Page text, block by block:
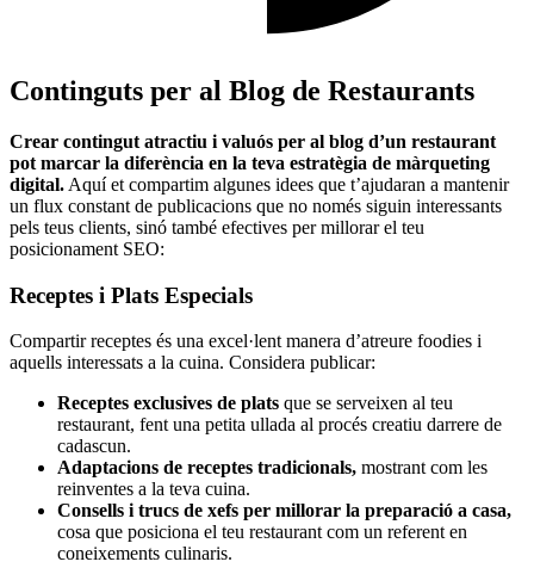
Continguts per al Blog de Restaurants
Crear contingut atractiu i valuós per al blog d’un restaurant
pot marcar la diferència en la teva estratègia de màrqueting
digital. Aquí et compartim algunes idees que t’ajudaran a mantenir
un flux constant de publicacions que no només siguin interessants
pels teus clients, sinó també efectives per millorar el teu
posicionament SEO:
Receptes i Plats Especials
Compartir receptes és una excel·lent manera d’atreure foodies i
aquells interessats a la cuina. Considera publicar:
Receptes exclusives de plats que se serveixen al teu
restaurant, fent una petita ullada al procés creatiu darrere de
cadascun.
Adaptacions de receptes tradicionals, mostrant com les
reinventes a la teva cuina.
Consells i trucs de xefs per millorar la preparació a casa,
cosa que posiciona el teu restaurant com un referent en
coneixements culinaris.